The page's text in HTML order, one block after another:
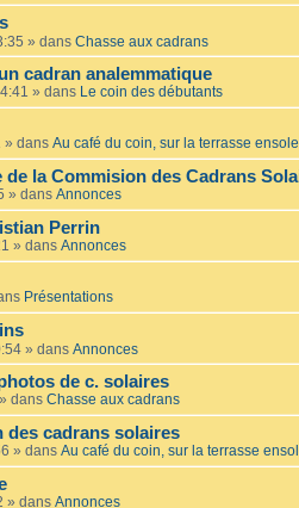
» dans Chasse aux cadrans
cadran analemmatique
» dans Le coin des débutants
» dans Au café du coin, sur la terrasse
de la Commision des Cadrans
» dans Annonces
Perrin
» dans Annonces
Présentations
» dans Annonces
de c. solaires
» dans Chasse aux cadrans
des cadrans solaires
» dans Au café du coin, sur la terrasse
» dans Annonces